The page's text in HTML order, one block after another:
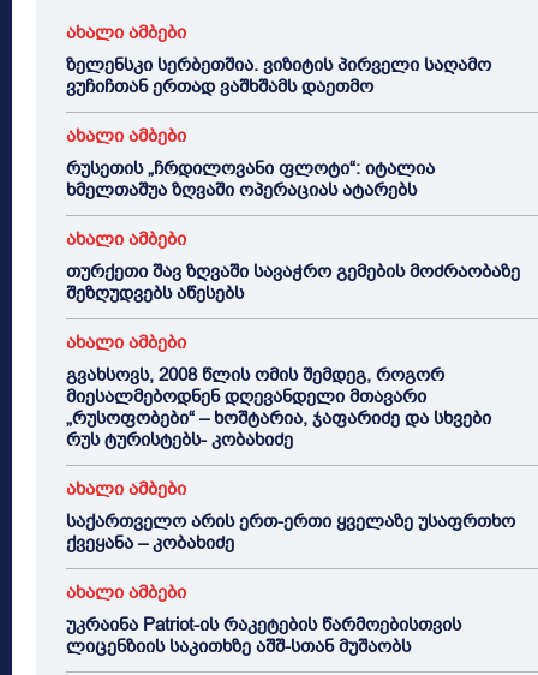
ახალი ამბები
ზელენსკი სერბეთშია. ვიზიტის პირველი საღამო
ვუჩიჩთან ერთად ვაშხშამს დაეთმო
ახალი ამბები
რუსეთის „ჩრდილოვანი ფლოტი“: იტალია
ხმელთაშუა ზღვაში ოპერაციას ატარებს
ახალი ამბები
თურქეთი შავ ზღვაში სავაჭრო გემების მოძრაობაზე
შეზღუდვებს აწესებს
ახალი ამბები
გვახსოვს, 2008 წლის ომის შემდეგ, როგორ
მიესალმებოდნენ დღევანდელი მთავარი
„რუსოფობები“ – ხოშტარია, ჯაფარიძე და სხვები
რუს ტურისტებს- კობახიძე
ახალი ამბები
საქართველო არის ერთ-ერთი ყველაზე უსაფრთხო
ქვეყანა – კობახიძე
ახალი ამბები
უკრაინა Patriot-ის რაკეტების წარმოებისთვის
ლიცენზიის საკითხზე აშშ-სთან მუშაობს